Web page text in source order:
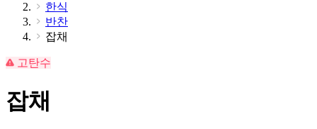
한식
반찬
잡채
고탄수
잡채